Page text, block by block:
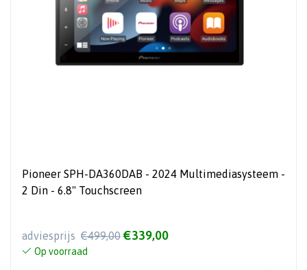
Pioneer SPH-DA360DAB - 2024 Multimediasysteem -
2 Din - 6.8" Touchscreen
adviesprijs €499,00 €339,00
Op voorraad